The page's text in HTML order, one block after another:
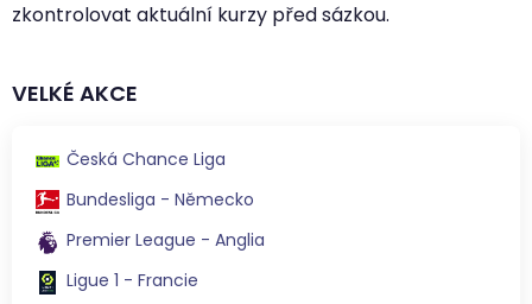
zkontrolovat aktuální kurzy před sázkou.
VELKÉ AKCE
Česká Chance Liga
Bundesliga - Německo
Premier League - Anglia
Ligue 1 - Francie